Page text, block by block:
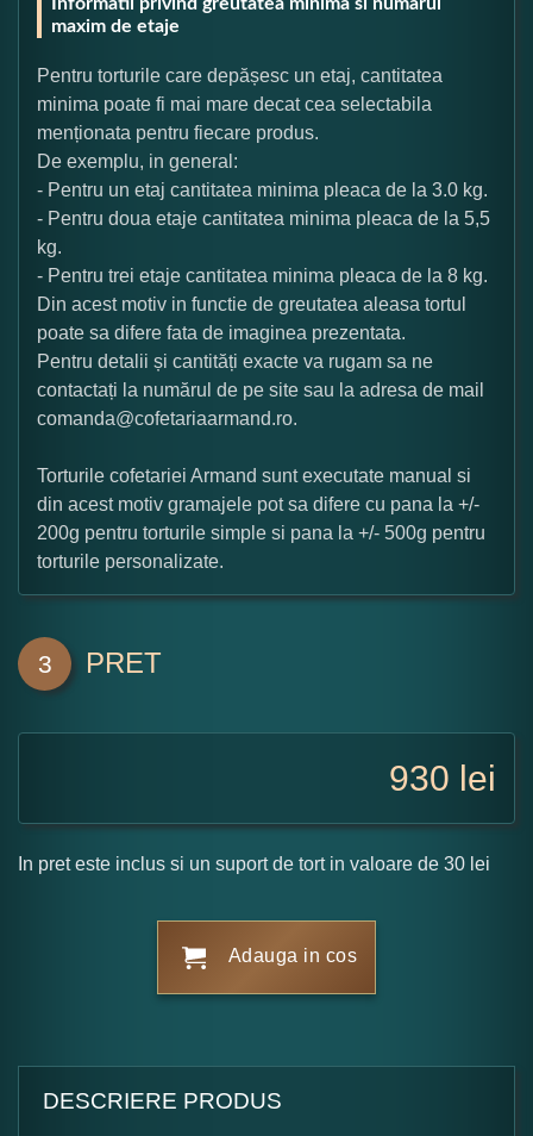
maxim de etaje
Pentru torturile care depășesc un etaj, cantitatea
minima poate fi mai mare decat cea selectabila
menționata pentru fiecare produs.
De exemplu, in general:
- Pentru un etaj cantitatea minima pleaca de la 3.0 kg.
- Pentru doua etaje cantitatea minima pleaca de la 5,5
kg.
- Pentru trei etaje cantitatea minima pleaca de la 8 kg.
Din acest motiv in functie de greutatea aleasa tortul
poate sa difere fata de imaginea prezentata.
Pentru detalii și cantități exacte va rugam sa ne
contactați la numărul de pe site sau la adresa de mail
comanda@cofetariaarmand.ro.
Torturile cofetariei Armand sunt executate manual si
din acest motiv gramajele pot sa difere cu pana la +/-
200g pentru torturile simple si pana la +/- 500g pentru
torturile personalizate.
3 PRET
930 lei
In pret este inclus si un suport de tort in valoare de 30 lei
Adauga in cos
DESCRIERE PRODUS